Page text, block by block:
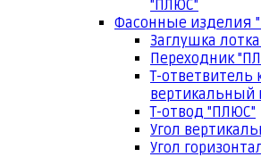
"ПЛЮС"
Фасонные изделия
Заглушка
Переходник
Т-ответвитель
вертикальный
Т-отвод "ПЛЮС"
Угол
Угол